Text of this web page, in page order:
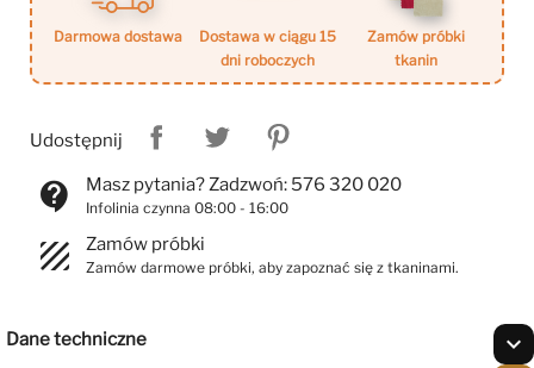
darmowa dostawa
dostawa w ciągu 15
dni roboczych
zamów próbki
tkanin
Udostępnij
contact_support Masz pytania? Zadzwoń: 576 320 020
Infolinia czynna 08:00 - 16:00
texture Zamów próbki
Zamów darmowe próbki, aby zapoznać się z tkaninami.
Dane techniczne expand_more